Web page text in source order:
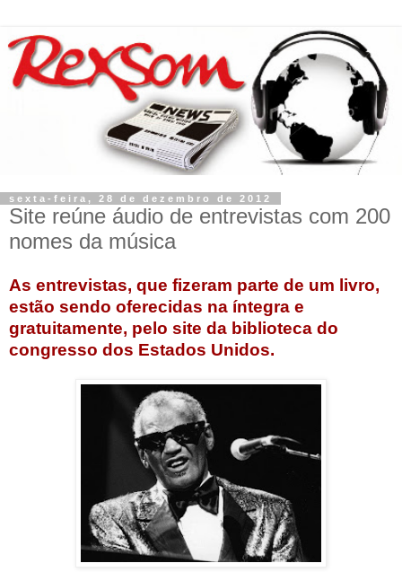
sexta-feira, 28 de dezembro de 2012
Site reúne áudio de entrevistas com 200
nomes da música
As entrevistas, que fizeram parte de um livro,
estão sendo oferecidas na íntegra e
gratuitamente, pelo site da biblioteca do
congresso dos Estados Unidos.